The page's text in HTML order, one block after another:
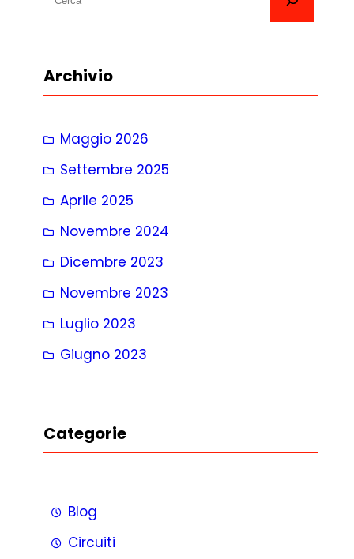
a
Archivio
Maggio 2026
Settembre 2025
Aprile 2025
Novembre 2024
Dicembre 2023
Novembre 2023
Luglio 2023
Giugno 2023
Categorie
Blog
Circuiti